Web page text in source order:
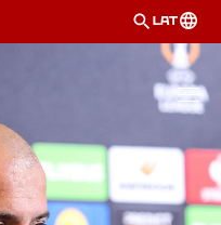
LAT